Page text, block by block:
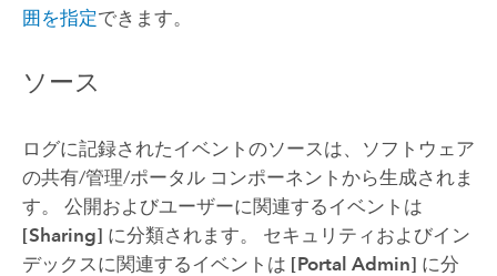
囲を指定できます。
ソース
ログに記録されたイベントのソースは、ソフトウェア
の共有/管理/ポータル コンポーネントから生成されま
す。 公開およびユーザーに関連するイベントは
[Sharing] に分類されます。 セキュリティおよびイン
デックスに関連するイベントは [Portal Admin] に分